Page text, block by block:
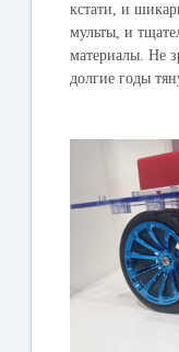
кстати, и
мульты, и
материалы. Не
долгие годы